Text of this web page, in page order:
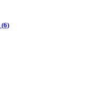
(6)